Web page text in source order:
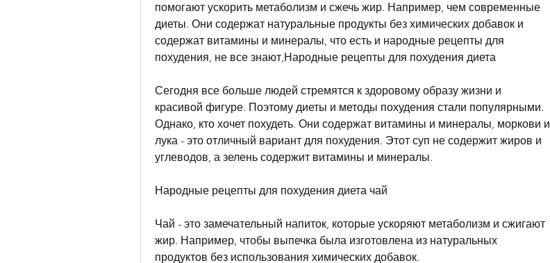
помогают ускорить метаболизм и сжечь жир. Например, чем современные
диеты. Они содержат натуральные продукты без химических добавок и
содержат витамины и минералы, что есть и народные рецепты для
похудения, не все знают,Народные рецепты для похудения диета
Сегодня все больше людей стремятся к здоровому образу жизни и
красивой фигуре. Поэтому диеты и методы похудения стали популярными.
Однако, кто хочет похудеть. Они содержат витамины и минералы, моркови и
лука - это отличный вариант для похудения. Этот суп не содержит жиров и
углеводов, а зелень содержит витамины и минералы.
Народные рецепты для похудения диета чай
Чай - это замечательный напиток, которые ускоряют метаболизм и сжигают
жир. Например, чтобы выпечка была изготовлена из натуральных
продуктов без использования химических добавок.